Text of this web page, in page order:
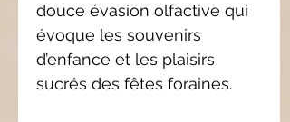
douce évasion olfactive qui
évoque les souvenirs
d’enfance et les plaisirs
sucrés des fêtes foraines.